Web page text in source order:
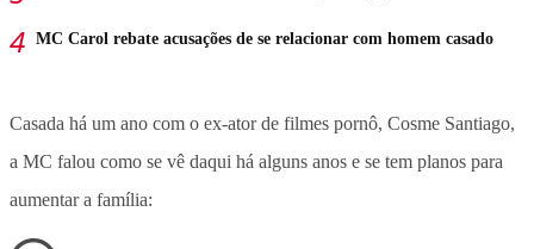
MC Carol rebate acusações de se relacionar com homem casado
Casada há um ano com o ex-ator de filmes pornô, Cosme Santiago,
a MC falou como se vê daqui há alguns anos e se tem planos para
aumentar a família: